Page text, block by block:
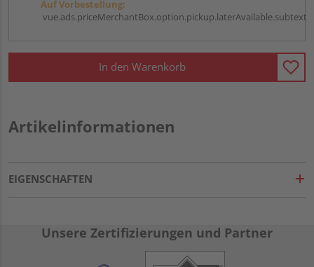
Auf Vorbestellung:
vue.ads.priceMerchantBox.option.pickup.laterAvailable.subtext
In den Warenkorb
Artikelinformationen
EIGENSCHAFTEN
Unsere Zertifizierungen und Partner